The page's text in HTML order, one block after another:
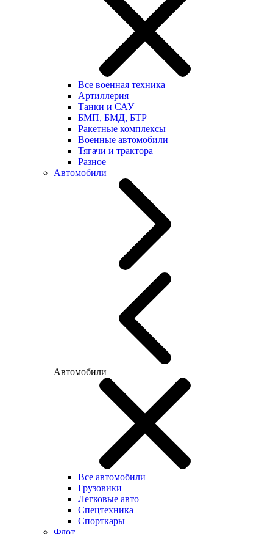
Все военная техника
Артиллерия
Танки и САУ
БМП, БМД, БТР
Ракетные комплексы
Военные автомобили
Тягачи и трактора
Разное
Автомобили
Автомобили
Все автомобили
Грузовики
Легковые авто
Спецтехника
Спорткары
Флот